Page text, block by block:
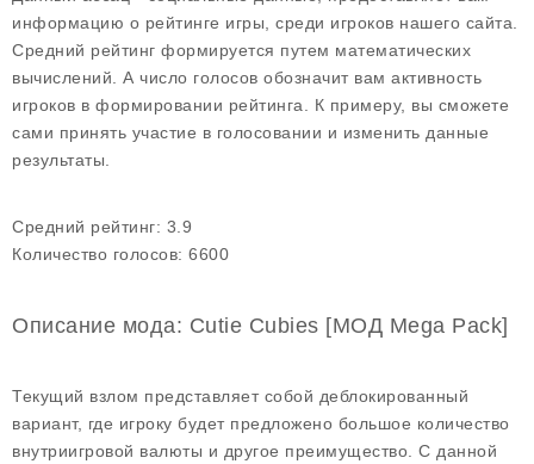
информацию о рейтинге игры, среди игроков нашего сайта.
Средний рейтинг формируется путем математических
вычислений. А число голосов обозначит вам активность
игроков в формировании рейтинга. К примеру, вы сможете
сами принять участие в голосовании и изменить данные
результаты.
Средний рейтинг: 3.9
Количество голосов: 6600
Описание мода: Cutie Cubies [МОД Mega Pack]
Текущий взлом представляет собой деблокированный
вариант, где игроку будет предложено большое количество
внутриигровой валюты и другое преимущество. С данной